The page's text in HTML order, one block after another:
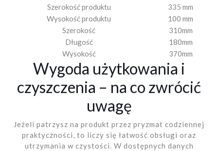
Szerokość produktu
335 mm
Wysokość produktu
100 mm
Szerokość
310mm
Długość
180mm
Wysokość
370mm
Wygoda użytkowania i
czyszczenia – na co zwrócić
uwagę
Jeżeli patrzysz na produkt przez pryzmat codziennej
praktyczności, to liczy się łatwość obsługi oraz
utrzymania w czystości. W dostępnych danych